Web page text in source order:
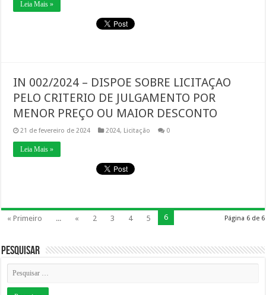
Leia Mais »
IN 002/2024 – DISPOE SOBRE LICITAÇAO
PELO CRITERIO DE JULGAMENTO POR
MENOR PREÇO OU MAIOR DESCONTO
21 de fevereiro de 2024 2024, Licitação 0
Leia Mais »
Página 6 de 6
« Primeiro ... « 2 3 4 5 6
Pesquisar